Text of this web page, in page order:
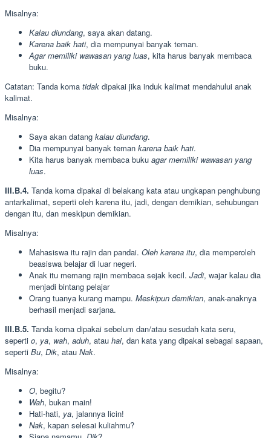
Misalnya:
Kalau diundang, saya akan datang.
Karena baik hati, dia mempunyai banyak teman.
Agar memiliki wawasan yang luas, kita harus banyak membaca
buku.
Catatan: Tanda koma tidak dipakai jika induk kalimat mendahului anak
kalimat.
Misalnya:
Saya akan datang kalau diundang.
Dia mempunyai banyak teman karena baik hati.
Kita harus banyak membaca buku agar memiliki wawasan yang
luas.
III.B.4. Tanda koma dipakai di belakang kata atau ungkapan penghubung
antarkalimat, seperti oleh karena itu, jadi, dengan demikian, sehubungan
dengan itu, dan meskipun demikian.
Misalnya:
Mahasiswa itu rajin dan pandai. Oleh karena itu, dia memperoleh
beasiswa belajar di luar negeri.
Anak itu memang rajin membaca sejak kecil. Jadi, wajar kalau dia
menjadi bintang pelajar
Orang tuanya kurang mampu. Meskipun demikian, anak-anaknya
berhasil menjadi sarjana.
III.B.5. Tanda koma dipakai sebelum dan/atau sesudah kata seru,
seperti o, ya, wah, aduh, atau hai, dan kata yang dipakai sebagai sapaan,
seperti Bu, Dik, atau Nak.
Misalnya:
O, begitu?
Wah, bukan main!
Hati-hati, ya, jalannya licin!
Nak, kapan selesai kuliahmu?